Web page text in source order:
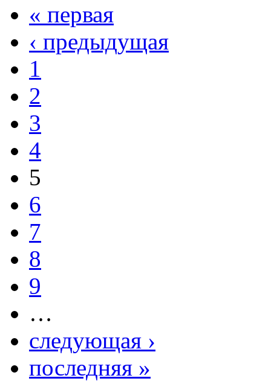
« первая
‹ предыдущая
1
2
3
4
5
6
7
8
9
…
следующая ›
последняя »